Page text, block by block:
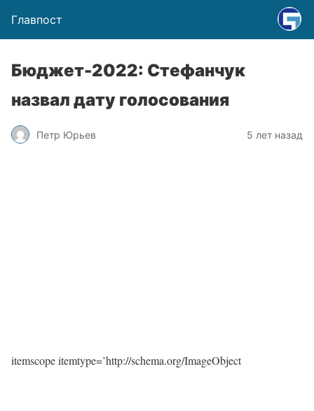
Главпост
Бюджет-2022: Стефанчук
назвал дату голосования
Петр Юрьев 5 лет назад
itemscope itemtype=’http://schema.org/ImageObject